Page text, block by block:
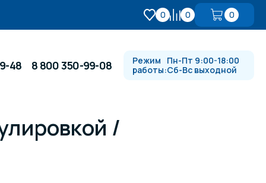
0 0 0
Противотоки и гидромассажи
48 8 800 350-99-08
Режим
работы:
Пн-Пт 9:00-18:00
Сб-Вс выходной
/